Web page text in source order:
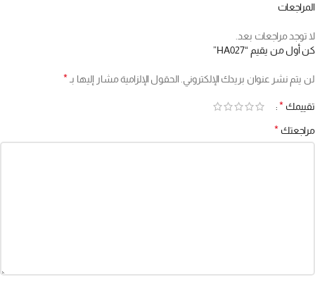
المراجعات
لا توجد مراجعات بعد.
كن أول من يقيم “HA027”
لن يتم نشر عنوان بريدك الإلكتروني. الحقول الإلزامية مشار إليها بـ *
تقييمك *
مراجعتك *